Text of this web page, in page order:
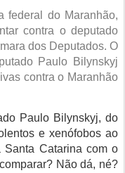
federal do Maranhão,
contra o deputado
dos Deputados. O
Paulo Bilynskyj
contra o Maranhão
Paulo Bilynskyj, do
e xenófobos ao
Santa Catarina com o
Não dá, né?